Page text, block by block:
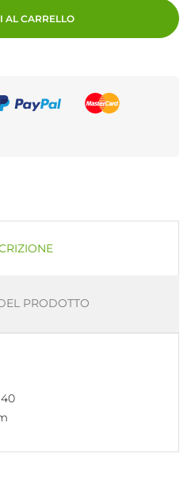
AL CARRELLO
PRODOTTO